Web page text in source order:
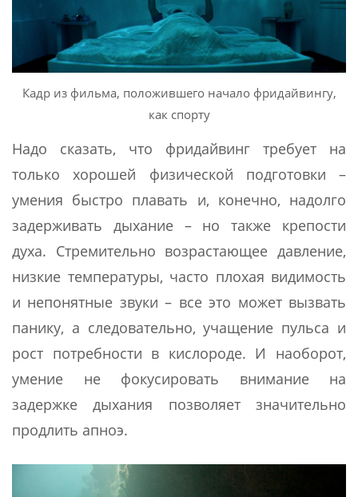
Кадр из фильма, положившего начало фридайвингу,
как спорту
Надо сказать, что фридайвинг требует на
только хорошей физической подготовки –
умения быстро плавать и, конечно, надолго
задерживать дыхание – но также крепости
духа. Стремительно возрастающее давление,
низкие температуры, часто плохая видимость
и непонятные звуки – все это может вызвать
панику, а следовательно, учащение пульса и
рост потребности в кислороде. И наоборот,
умение не фокусировать внимание на
задержке дыхания позволяет значительно
продлить апноэ.